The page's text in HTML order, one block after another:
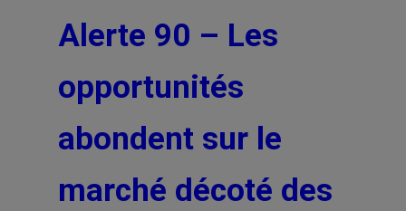
Alerte 90 – Les
opportunités
abondent sur le
marché décoté des